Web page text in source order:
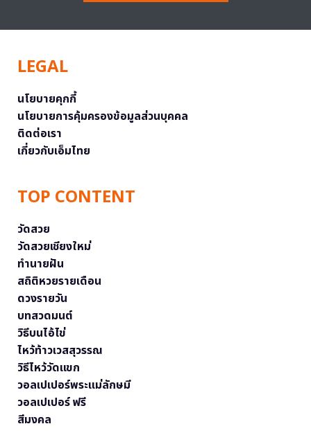
LEGAL
นโยบายคุกกี้
นโยบายการคุ้มครองข้อมูลส่วนบุคคล
ติดต่อเรา
เกี่ยวกับเอ็มไทย
TOP CONTENT
วัดสวย
วัดสวยเชียงใหม่
ทำนายฝัน
สถิติหวยรายเดือน
ดวงรายวัน
บทสวดมนต์
วิธีบนไอ้ไข่
ไหว้ท้าวเวสสุวรรณ
วิธีไหว้วัดแขก
วอลเปเปอร์พระแม่ลักษมี
วอลเปเปอร์ ฟรี
สีมงคล